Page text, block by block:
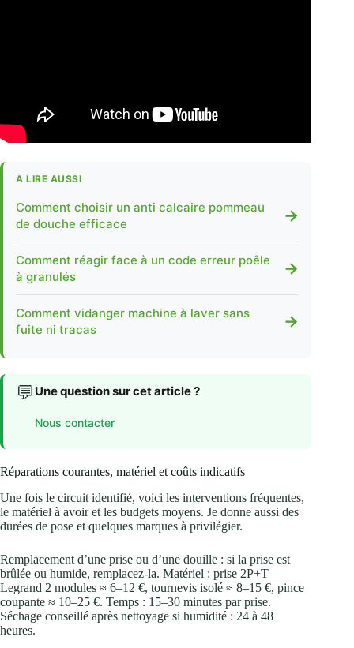
A LIRE AUSSI
Comment choisir un anti calcaire pommeau
de douche efficace
→
Comment réagir face à un code erreur poêle
à granulés
→
Comment vidanger machine à laver sans
fuite ni tracas
→
💬 Une question sur cet article ?
Nous contacter
Réparations courantes, matériel et coûts indicatifs
Une fois le circuit identifié, voici les interventions fréquentes,
le matériel à avoir et les budgets moyens. Je donne aussi des
durées de pose et quelques marques à privilégier.
Remplacement d’une prise ou d’une douille : si la prise est
brûlée ou humide, remplacez‑la. Matériel : prise 2P+T
Legrand 2 modules ≈ 6–12 €, tournevis isolé ≈ 8–15 €, pince
coupante ≈ 10–25 €. Temps : 15–30 minutes par prise.
Séchage conseillé après nettoyage si humidité : 24 à 48
heures.